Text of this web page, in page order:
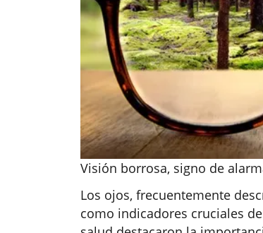
Visión borrosa, signo de
Los ojos, frecuentemente
como indicadores cruciales